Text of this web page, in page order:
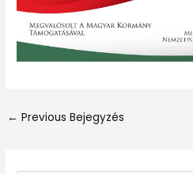
← Previous Bejegyzés